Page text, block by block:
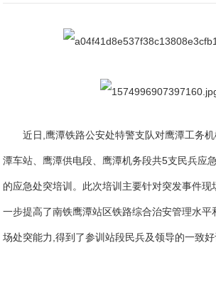
近日,鹰潭铁路公安处特警支队对鹰潭工务
潭车站、鹰潭供电段、鹰潭机务段共5支民兵应
的应急处突培训。此次培训主要针对突发事件
一步提高了南铁鹰潭站区铁路综合治安管理水平
场处突能力,得到了参训站段民兵及领导的一致好